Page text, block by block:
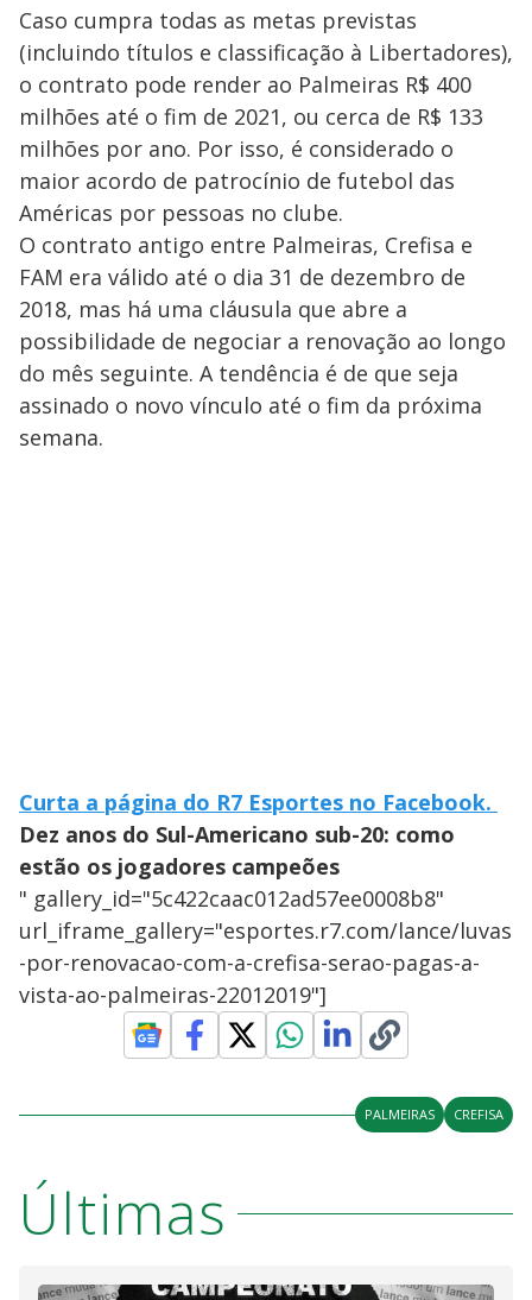
Caso cumpra todas as metas previstas
(incluindo títulos e classificação à Libertadores),
o contrato pode render ao Palmeiras R$ 400
milhões até o fim de 2021, ou cerca de R$ 133
milhões por ano. Por isso, é considerado o
maior acordo de patrocínio de futebol das
Américas por pessoas no clube.
O contrato antigo entre Palmeiras, Crefisa e
FAM era válido até o dia 31 de dezembro de
2018, mas há uma cláusula que abre a
possibilidade de negociar a renovação ao longo
do mês seguinte. A tendência é de que seja
assinado o novo vínculo até o fim da próxima
semana.
Curta a página do R7 Esportes no Facebook.
Dez anos do Sul-Americano sub-20: como
estão os jogadores campeões
" gallery_id="5c422caac012ad57ee0008b8"
url_iframe_gallery="esportes.r7.com/lance/luvas
-por-renovacao-com-a-crefisa-serao-pagas-a-
vista-ao-palmeiras-22012019"]
PALMEIRAS CREFISA
Últimas